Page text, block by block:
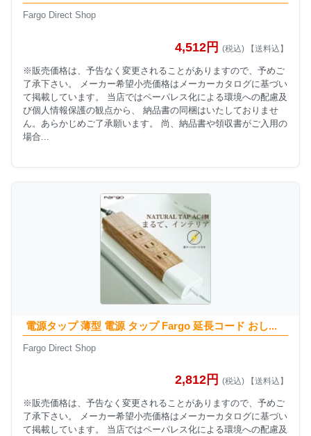
Fargo Direct Shop
4,512円 (税込) 【送料込】
※販売価格は、予告なく変更されることがありますので、予めご
了承下さい。 メーカー希望小売価格はメーカーカタログに基づい
て掲載しています。 当店ではペーパレス化による環境への配慮及
び個人情報保護の観点から、 納品書の同梱はいたしておりませ
ん。あらかじめご了承願います。 尚、納品書や領収書がご入用の
場合...
電源タップ 薄型 電源 タップ Fargo 延長コード おし...
Fargo Direct Shop
2,812円 (税込) 【送料込】
※販売価格は、予告なく変更されることがありますので、予めご
了承下さい。 メーカー希望小売価格はメーカーカタログに基づい
て掲載しています。 当店ではペーパレス化による環境への配慮及